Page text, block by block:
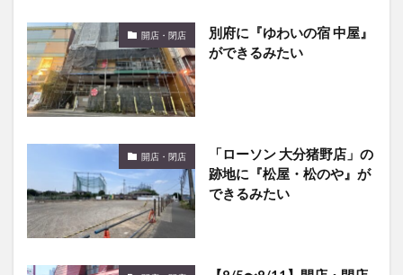
開店・閉店
別府に『ゆわいの宿 中屋』
ができるみたい
開店・閉店
「ローソン 大分猪野店」の
跡地に『松屋・松のや』が
できるみたい